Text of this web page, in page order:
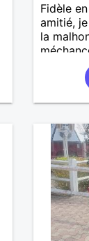
Fidèle
amitié,
la